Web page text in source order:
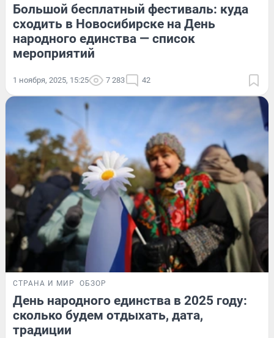
Большой бесплатный фестиваль: куда
сходить в Новосибирске на День
народного единства — список
мероприятий
1 ноября, 2025, 15:25 7 283 42
СТРАНА И МИР ОБЗОР
День народного единства в 2025 году:
сколько будем отдыхать, дата,
традиции